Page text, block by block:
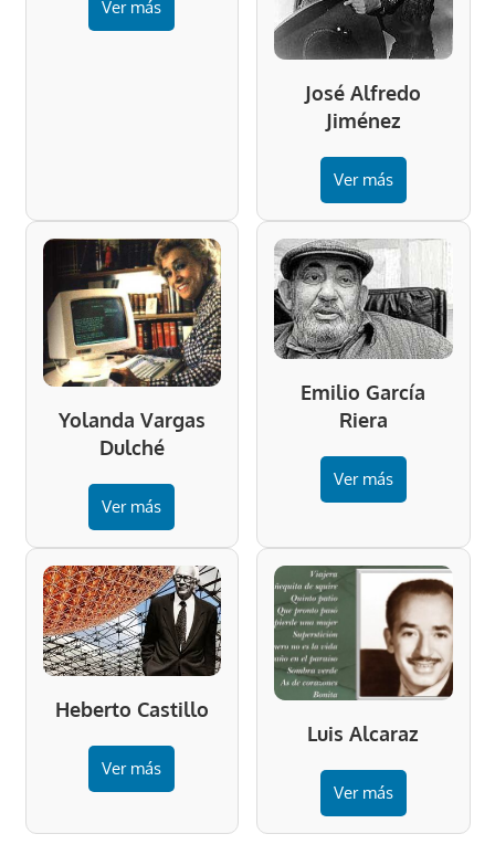
Ver más
José Alfredo
Jiménez
Ver más
Yolanda Vargas
Dulché
Ver más
Emilio García
Riera
Ver más
Heberto Castillo
Ver más
Luis Alcaraz
Ver más